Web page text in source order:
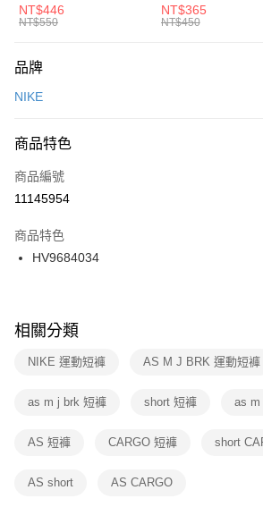
元大商業銀行
台灣樂天信用卡公司
AFTEE先享後付
【關於「AFTEE先享後付」】
便利好安心！
３．安心：先確認商品／服務後，再付款。
【「AFTEE先享後付」結帳流程】
１．於結帳方式選擇「AFTEE先享後付」後，將跳
２．訂單成立數日內，您將收到繳費通知簡訊。
３．收到繳費通知簡訊後14天內，點擊此簡訊中的
ATM／網路銀行／等多元方式進行付款，方視為交
※ 交易是否成功請以「AFTEE先享後付 」之結帳
是否繳費成功／繳費後需取消欲退款等相關疑問，
客戶支援中心」https://
１．透過由恩沛科技股份有限公司提供之「AFTEE
權轉讓予恩沛科技股份有限公司。
３．未成年的使用者請事先徵得法定代理人或監護
運送方式
每筆NT$100，滿NT$1,500(含以上)免運費
宅配
每筆NT$100，滿NT$1,500(含以上)免運費
付款後門市自取
每筆NT$100，滿NT$1,500(含以上)免運費
中統襪 FZ3393100
NT$446
NT$550
EMBRDY 男女 短
FZ3073133
NT$365
NT$450
品牌
NIKE
商品特色
商品編號
11145954
商品特色
HV9684034
相關分類
NIKE 運動短褲 AS M J BRK 運動短褲
as m j brk 短褲 short 短褲 as m
AS 短褲 CARGO 短褲 short
AS short AS CARGO